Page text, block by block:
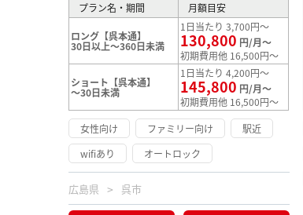
プラン名・期間 月額目安
ロング【呉本通】
30日以上～360日未満
1日当たり 3,700円～
130,800 円/月～
初期費用他 16,500円～
ショート【呉本通】
～30日未満
1日当たり 4,200円～
145,800 円/月～
初期費用他 16,500円～
女性向け
ファミリー向け
駅近
wifiあり
オートロック
広島県 呉市